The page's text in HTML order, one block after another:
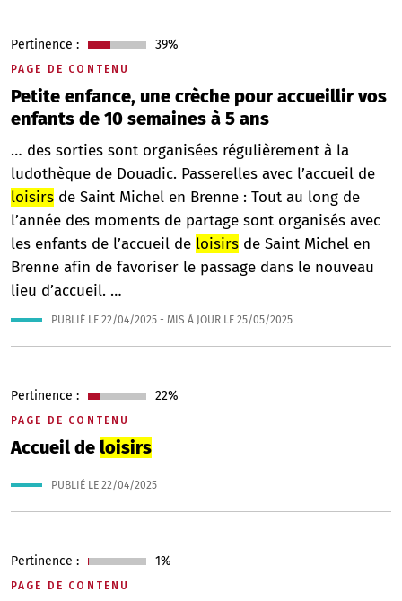
PAGE DE CONTENU
Petite enfance, une crèche pour accueillir vos
enfants de 10 semaines à 5 ans
Pertinence : 39%
… des sorties sont organisées régulièrement à la
ludothèque de Douadic. Passerelles avec l’accueil de
loisirs de Saint Michel en Brenne : Tout au long de
l’année des moments de partage sont organisés avec
les enfants de l’accueil de loisirs de Saint Michel en
Brenne afin de favoriser le passage dans le nouveau
lieu d’accueil. …
PUBLIÉ LE 22/04/2025 - MIS À JOUR LE 25/05/2025
PAGE DE CONTENU
Accueil de loisirs
Pertinence : 22%
PUBLIÉ LE 22/04/2025
PAGE DE CONTENU
Pertinence : 1%